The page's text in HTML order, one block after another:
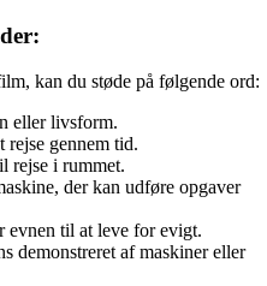
kan du støde på følgende ord:
eller livsform.
rejse gennem tid.
rejse i rummet.
der kan udføre opgaver
evnen til at leve for evigt.
demonstreret af maskiner eller